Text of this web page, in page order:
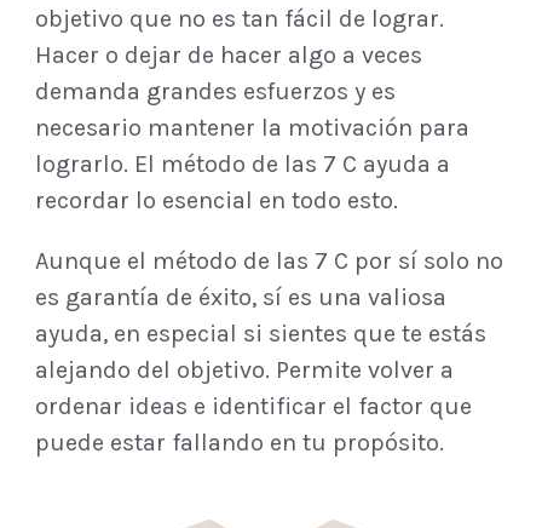
objetivo que no es tan fácil de lograr.
Hacer o dejar de hacer algo a veces
demanda grandes esfuerzos y es
necesario mantener la motivación para
lograrlo. El método de las 7 C ayuda a
recordar lo esencial en todo esto.
Aunque el método de las 7 C por sí solo no
es garantía de éxito, sí es una valiosa
ayuda, en especial si sientes que te estás
alejando del objetivo. Permite volver a
ordenar ideas e identificar el factor que
puede estar fallando en tu propósito.